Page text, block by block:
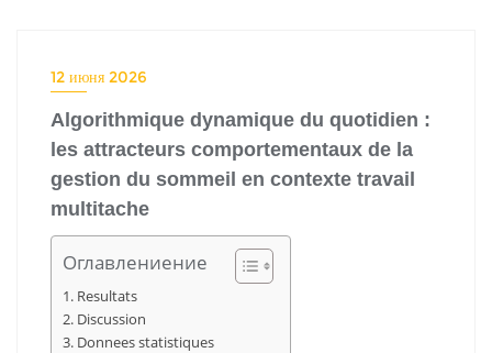
12 июня 2026
Algorithmique dynamique du quotidien :
les attracteurs comportementaux de la
gestion du sommeil en contexte travail
multitache
Оглавлениение
Resultats
Discussion
Donnees statistiques